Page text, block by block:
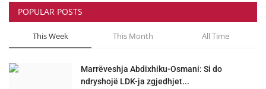
POPULAR POSTS
This Week This Month All Time
Marrëveshja Abdixhiku-Osmani: Si do
ndryshojë LDK-ja zgjedhjet...